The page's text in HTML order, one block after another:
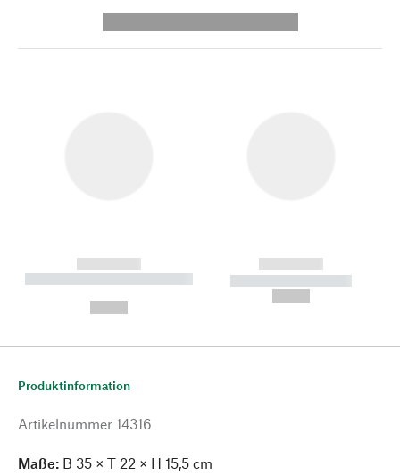
------------
----------- ----------- --------
------------
----------- -----------
Produktinformation
Artikelnummer 14316
Maße: B 35 × T 22 × H 15,5 cm